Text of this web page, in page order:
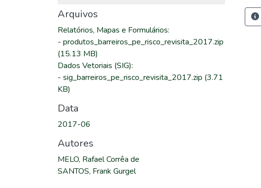
Arquivos
Relatórios, Mapas e Formulários:
- produtos_barreiros_pe_risco_revisita_2017.zip
(15.13 MB)
Dados Vetoriais (SIG):
- sig_barreiros_pe_risco_revisita_2017.zip (3.71
KB)
Data
2017-06
Autores
MELO, Rafael Corrêa de
SANTOS, Frank Gurgel